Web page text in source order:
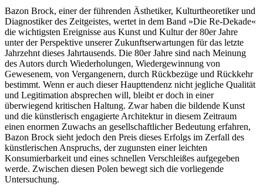
Bazon Brock, einer der führenden Ästhetiker, Kulturtheoretiker und
Diagnostiker des Zeitgeistes, wertet in dem Band »Die Re-Dekade«
die wichtigsten Ereignisse aus Kunst und Kultur der 80er Jahre
unter der Perspektive unserer Zukunftserwartungen für das letzte
Jahrzehnt dieses Jahrtausends. Die 80er Jahre sind nach Meinung
des Autors durch Wiederholungen, Wiedergewinnung von
Gewesenem, von Vergangenern, durch Rückbezüge und Rückkehr
bestimmt. Wenn er auch dieser Haupttendenz nicht jegliche Qualität
und Legitimation absprechen will, bleibt er doch in einer
überwiegend kritischen Haltung. Zwar haben die bildende Kunst
und die künstlerisch engagierte Architektur in diesem Zeitraum
einen enormen Zuwachs an gesellschaftlicher Bedeutung erfahren,
Bazon Brock sieht jedoch den Preis dieses Erfolgs im Zerfall des
künstlerischen Anspruchs, der zugunsten einer leichten
Konsumierbarkeit und eines schnellen Verschleißes aufgegeben
werde. Zwischen diesen Polen bewegt sich die vorliegende
Untersuchung.